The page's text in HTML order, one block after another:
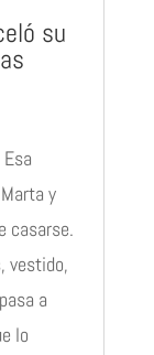
su
y
casarse.
vestido,
a
lo